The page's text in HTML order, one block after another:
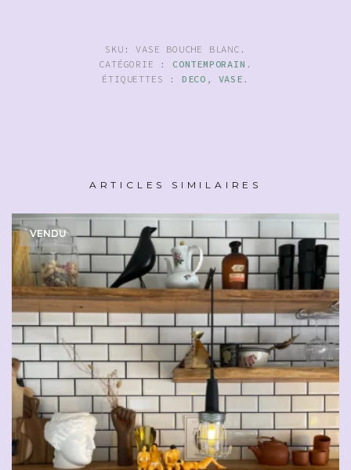
SKU: VASE BOUCHE BLANC .
CATÉGORIE : CONTEMPORAIN .
ÉTIQUETTES : DECO , VASE .
ARTICLES SIMILAIRES
VENDU